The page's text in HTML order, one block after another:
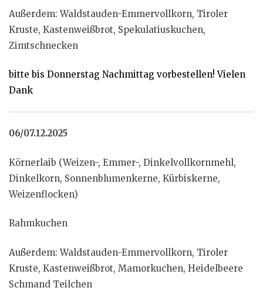
Außerdem: Waldstauden-Emmervollkorn, Tiroler
Kruste, Kastenweißbrot, Spekulatiuskuchen,
Zimtschnecken
bitte bis Donnerstag Nachmittag vorbestellen! Vielen
Dank
06/07.12.2025
Körnerlaib (Weizen-, Emmer-, Dinkelvollkornmehl,
Dinkelkorn, Sonnenblumenkerne, Kürbiskerne,
Weizenflocken)
Rahmkuchen
Außerdem: Waldstauden-Emmervollkorn, Tiroler
Kruste, Kastenweißbrot, Mamorkuchen, Heidelbeere
Schmand Teilchen